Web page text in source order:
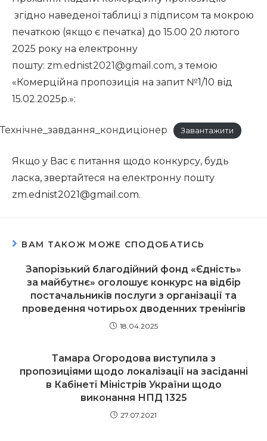
згідно наведеної таблиці з підписом та мокрою
печаткою (якщо є печатка) до 15.00 20 лютого
2025 року на електронну
пошту: zm.ednist2021@gmail.com, з темою
«Комерційна пропозиція на запит №1/10 від
15.02.2025р.»:
Технічне_завдання_кондиціонер Завантажити
Якщо у Вас є питання щодо конкурсу, будь
ласка, звертайтеся на електронну пошту
zm.ednist2021@gmail.com.
ВАМ ТАКОЖ МОЖЕ СПОДОБАТИСЬ
Запорізький благодійний фонд «Єдність»
за майбутнє» оголошує конкурс на відбір
постачальників послуги з організації та
проведення чотирьох дводенних тренінгів
18.04.2025
Тамара Огородова виступила з
пропозиціями щодо локалізації на засіданні
в Кабінеті Міністрів України щодо
виконання НПД 1325
27.07.2021